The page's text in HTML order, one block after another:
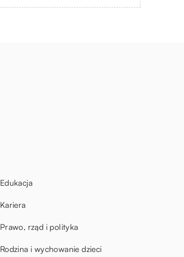
Edukacja
Kariera
Prawo, rząd i polityka
Rodzina i wychowanie dzieci